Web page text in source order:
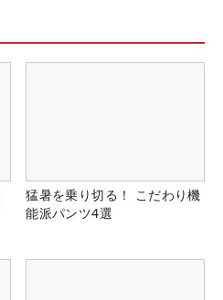
猛暑を乗り切る！ こだわり機
能派パンツ4選